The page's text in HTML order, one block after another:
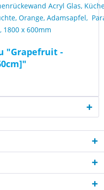
Acryl Glas,
Orange, Adamsapfel,
1800 x 600mm
"Grapefruit -